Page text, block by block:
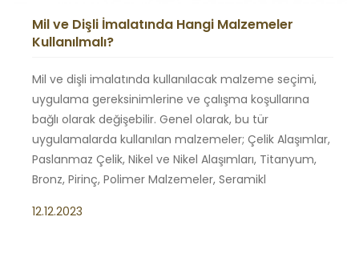
Mil ve Dişli İmalatında Hangi Malzemeler
Kullanılmalı?
Mil ve dişli imalatında kullanılacak malzeme seçimi,
uygulama gereksinimlerine ve çalışma koşullarına
bağlı olarak değişebilir. Genel olarak, bu tür
uygulamalarda kullanılan malzemeler; Çelik Alaşımlar,
Paslanmaz Çelik, Nikel ve Nikel Alaşımları, Titanyum,
Bronz, Pirinç, Polimer Malzemeler, Seramikl
12.12.2023